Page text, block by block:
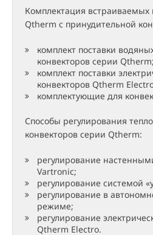
Комплектация встраиваемых
Qtherm с принудительной
комплект поставки
конвекторов серии Qtherm;
комплект поставки
конвекторов Qtherm
комплектующие для
Способы регулирования
конвекторов серии Qtherm:
регулирование
Vartronic;
регулирование системой
регулирование в
режиме;
регулирование
Qtherm Electro.